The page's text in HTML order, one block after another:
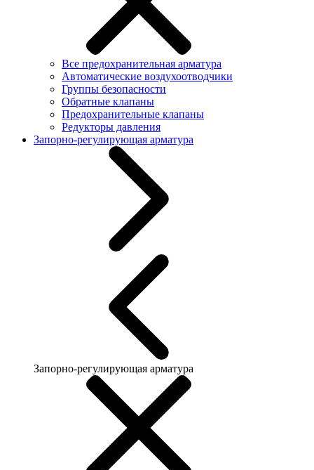
Все предохранительная арматура
Автоматические воздухоотводчики
Группы безопасности
Обратные клапаны
Предохранительные клапаны
Редукторы давления
Запорно-регулирующая арматура
Запорно-регулирующая арматура